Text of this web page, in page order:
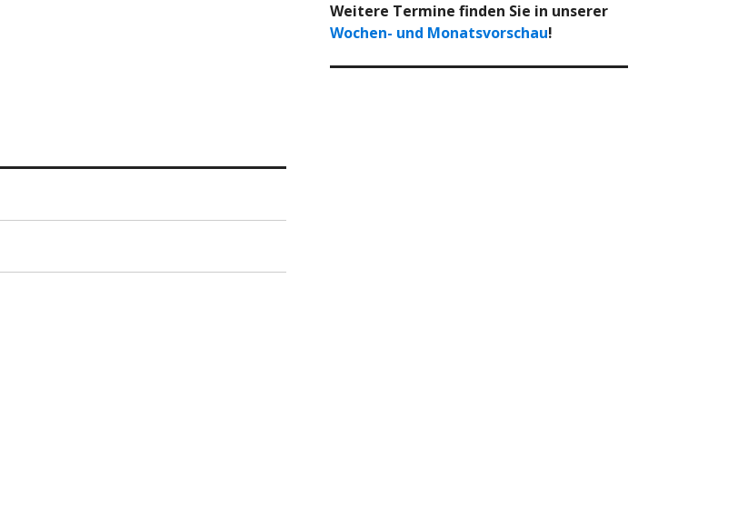
Weitere Termine finden Sie in unserer
Wochen- und Monatsvorschau!